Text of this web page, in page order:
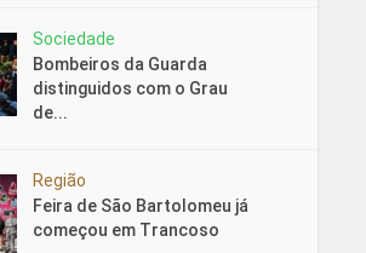
Sociedade
Bombeiros da Guarda
distinguidos com o Grau
de...
Região
Feira de São Bartolomeu já
começou em Trancoso